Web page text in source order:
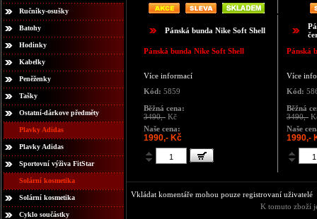
Ručníky-osušky
Batohy
Hodinky
Kabelky
Peněženky
Tašky
Ostatní-dárkove předměty
Plavky Adidas
Plavky Adidas
Sportovní výživa FitStar
Solární kosmetika
Solární kosmetika
Cyklo součástky
Pánská bunda Nike Soft Shell
Pánská bunda Nike Soft Shell
Více informací
Kód: 5859
Běžná cena:
3490,- Kč
Naše cena:
1990,- Kč
Pánská
Více
Kód:
Běžná
3490,-
Naše
1990,-
Vkládat komentáře mohou pouze registrovaní uživatelé
K tomuto zboží